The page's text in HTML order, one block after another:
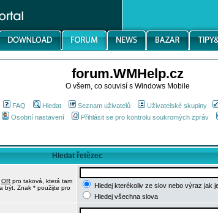
forum.WMHelp.cz
O všem, co souvisí s Windows Mobile
FAQ Hledat Seznam uživatelů Uživatelské skupiny
Osobní nastavení
Přihlásit se pro kontrolu soukromých zpráv
Hledat řetězec
OR pro taková, která tam
být. Znak * použijte pro
Hledej kterékoliv ze slov nebo výraz jak
Hledej všechna slova